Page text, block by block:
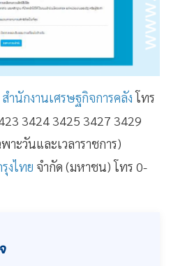
สำนักงานเศรษฐกิจการคลังโทร
3424 3425 3427 3429
ะวันและเวลาราชการ)
งไทย จำกัด (มหาชน) โทร 0-